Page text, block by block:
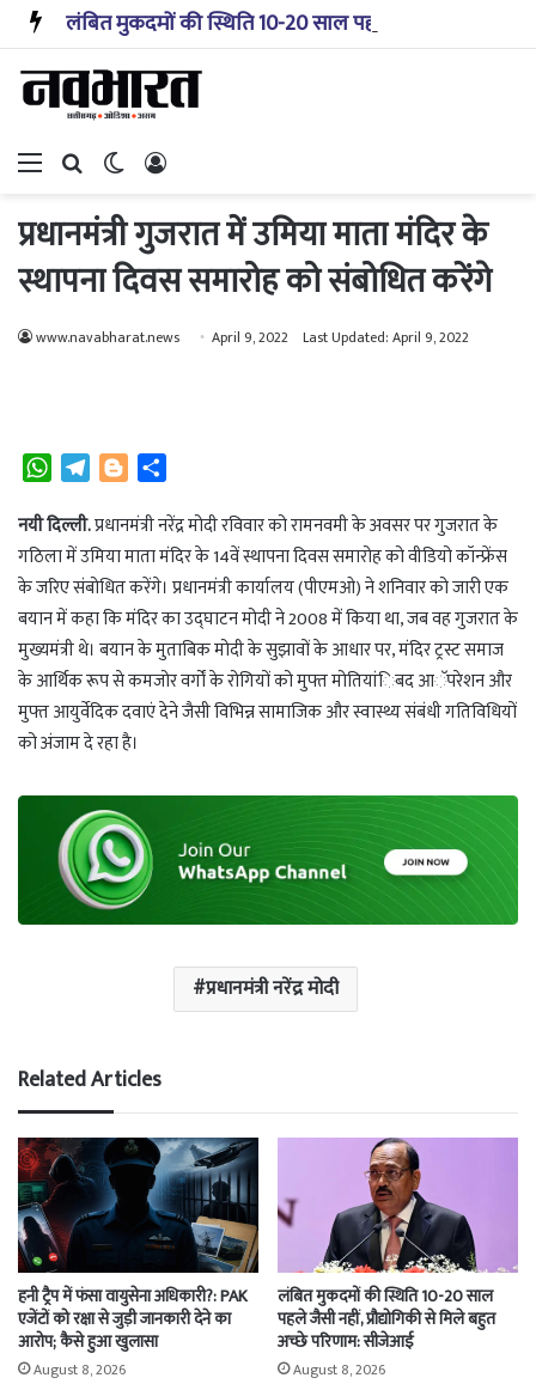
Menu Search forSwitch skin
प्रधानमंत्री गुजरात में उमिया माता मंदिर के
स्थापना दिवस समारोह को संबोधित करेंगे
www.navabharat.news April 9, 2022 Last Updated: April 9, 2022
W
a
t
s
A
p
p
l
e
g
r
a
m
o
g
g
e
r
a
r
e
नयी दिल्ली.प्रधानमंत्री नरेंद्र मोदी रविवार को रामनवमी के अवसर पर गुजरात के
गठिला में उमिया माता मंदिर के 14वें स्थापना दिवस समारोह को वीडियो कॉन्फ्रेंस
के जरिए संबोधित करेंगे। प्रधानमंत्री कार्यालय (पीएमओ) ने शनिवार को जारी एक
बयान में कहा कि मंदिर का उद्घाटन मोदी ने 2008 में किया था, जब वह गुजरात के
मुख्यमंत्री थे। बयान के मुताबिक मोदी के सुझावों के आधार पर, मंदिर ट्रस्ट समाज
के आर्थिक रूप से कमजोर वर्गों के रोगियों को मुफ्त मोतियांिबद आॅपरेशन और
मुफ्त आयुर्वेदिक दवाएं देने जैसी विभिन्न सामाजिक और स्वास्थ्य संबंधी गतिविधियों
को अंजाम दे रहा है।
प्रधानमंत्री नरेंद्र मोदी
Related Articles
हनी ट्रैप में फंसा वायुसेना अधिकारी?: PAK
एजेंटों को रक्षा से जुड़ी जानकारी देने का
आरोप; कैसे हुआ खुलासा
August 8, 2026
लंबित मुकदमों की स्थिति 10-20 साल
पहले जैसी नहीं, प्रौद्योगिकी से मिले बहुत
अच्छे परिणाम: सीजेआई
August 8, 2026